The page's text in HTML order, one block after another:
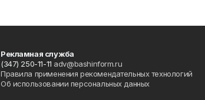
Рекламная служба
(347) 250-11-11 adv@bashinform.ru
Правила применения рекомендательных технологий
Об использовании персональных данных